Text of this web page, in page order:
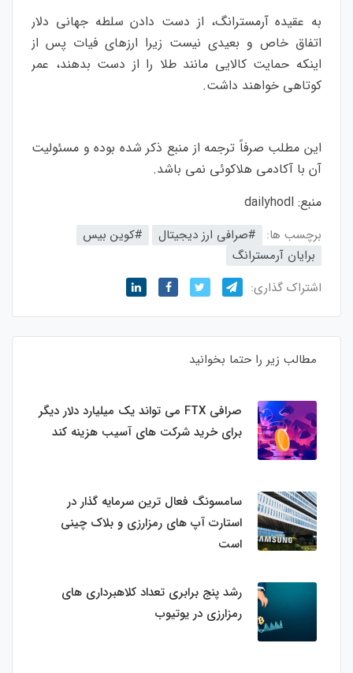
به عقیده آرمسترانگ، از دست دادن سلطه جهانی دلار
اتفاق خاص و بعیدی نیست زیرا ارزهای فیات پس از
اینکه حمایت کالایی مانند طلا را از دست بدهند، عمر
کوتاهی خواهند داشت.
این مطلب صرفاً ترجمه از منبع ذکر شده بوده و مسئولیت
آن با آکادمی هلاکوئی نمی باشد.
منبع: dailyhodl
برچسب ها: #صرافی ارز دیجیتال
#کوین بیس
برایان آرمسترانگ
اشتراک گذاری:
مطالب زیر را حتما بخوانید
صرافی FTX می تواند یک میلیارد دلار دیگر
برای خرید شرکت های آسیب هزینه کند
سامسونگ فعال‌ ترین سرمایه‌ گذار در
استارت‌ آپ‌ های رمزارزی و بلاک چینی
است
رشد پنج برابری تعداد کلاهبرداری های
رمزارزی در یوتیوب